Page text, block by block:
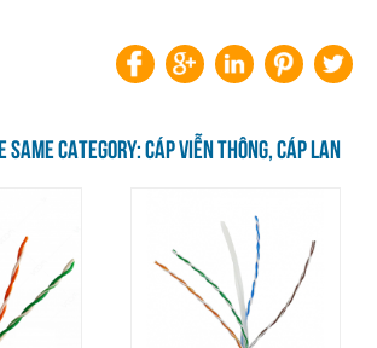
SAME CATEGORY: CÁP VIỄN THÔNG, CÁP LAN